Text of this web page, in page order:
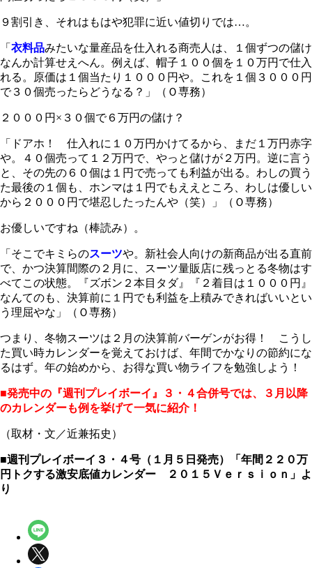
９割引き、それはもはや犯罪に近い値切りでは…。
「 衣料品みたいな量産品を仕入れる商売人は、１個ずつの儲け
なんか計算せえへん。例えば、帽子１００個を１０万円で仕入
れる。原価は１個当たり１０００円や。これを１個３０００円
で３０個売ったらどうなる？」（Ｏ専務）
２０００円×３０個で６万円の儲け？
「ドアホ！ 仕入れに１０万円かけてるから、まだ１万円赤字
や。４０個売って１２万円で、やっと儲けが２万円。逆に言う
と、その先の６０個は１円で売っても利益が出る。わしの買う
た最後の１個も、ホンマは１円でもええところ、わしは優しい
から２０００円で堪忍したったんや（笑）」（Ｏ専務）
お優しいですね（棒読み）。
「そこでキミらのスーツや。新社会人向けの新商品が出る直前
で、かつ決算間際の２月に、スーツ量販店に残っとる冬物はす
べてこの状態。『ズボン２本目タダ』『２着目は１０００円』
なんてのも、決算前に１円でも利益を上積みできればいいとい
う理屈やな」（Ｏ専務）
つまり、冬物スーツは２月の決算前バーゲンがお得！ こうし
た買い時カレンダーを覚えておけば、年間でかなりの節約にな
るはず。年の始めから、お得な買い物ライフを勉強しよう！
■発売中の『週刊プレイボーイ』３・４合併号では、３月以降
のカレンダーも例を挙げて一気に紹介！
（取材・文／近兼拓史）
■週刊プレイボーイ３・４号（１月５日発売）「年間２２０万
円トクする激安底値カレンダー ２０１５Ｖｅｒｓｉｏｎ」よ
り